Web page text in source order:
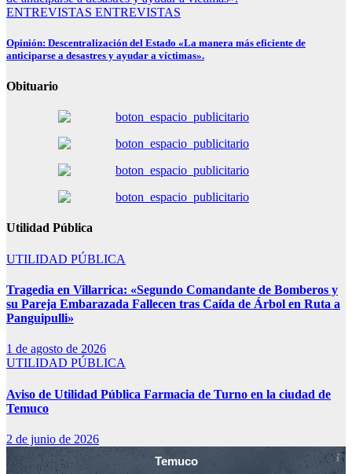
ENTREVISTAS ENTREVISTAS
Opinión: Descentralización del Estado «La manera más eficiente de
anticiparse a desastres y ayudar a víctimas».
Obituario
Utilidad Pública
UTILIDAD PÚBLICA
Tragedia en Villarrica: «Segundo Comandante de Bomberos y
su Pareja Embarazada Fallecen tras Caída de Árbol en Ruta a
Panguipulli»
1 de agosto de 2026
UTILIDAD PÚBLICA
Aviso de Utilidad Pública Farmacia de Turno en la ciudad de
Temuco
2 de junio de 2026
Temuco